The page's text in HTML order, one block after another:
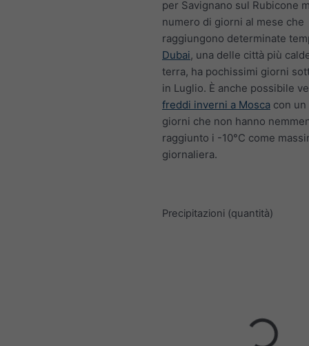
per Savignano sul Rubicone
numero di giorni al mese che
raggiungono determinate
Dubai, una delle città più
terra, ha pochissimi giorni
in Luglio. È anche possibile
freddi inverni a Mosca con
giorni che non hanno
raggiunto i -10°C come
giornaliera.
Precipitazioni (quantità)